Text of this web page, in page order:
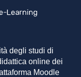
degli studi di
online dei
Moodle